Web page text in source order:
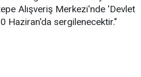
Alışveriş Merkezi'nde 'Devlet
Haziran'da sergilenecektir."